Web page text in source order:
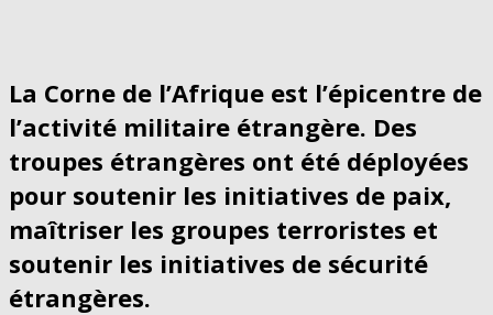
La Corne de l’Afrique est l’épicentre de
l’activité militaire étrangère. Des
troupes étrangères ont été déployées
pour soutenir les initiatives de paix,
maîtriser les groupes terroristes et
soutenir les initiatives de sécurité
étrangères.